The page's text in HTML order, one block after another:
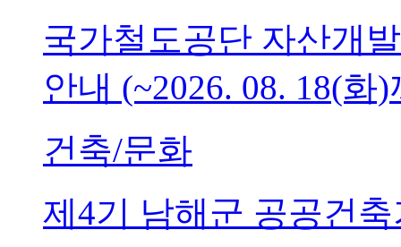
국가철도공단 자산개
안내 (~2026. 08. 18(화
건축/문화
제4기 남해군 공공건